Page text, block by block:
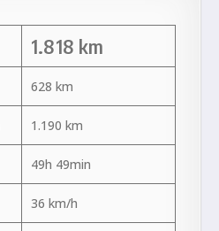
1.818 km
628 km
1.190 km
49h 49min
36 km/h